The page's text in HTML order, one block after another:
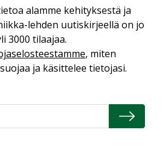
on
paikalleen
alamme kehityksestä ja
lehden uutiskirjeellä on jo
3000 tilaajaa.
, miten
ja käsittelee tietojasi.